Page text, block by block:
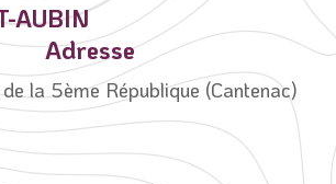
AUBIN
Adresse
la 5ème République (Cantenac)